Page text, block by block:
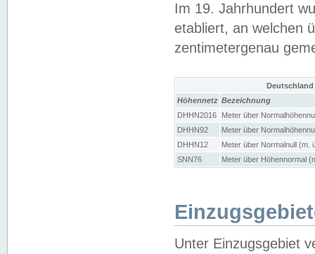
Im 19. Jahrhundert
etabliert, an welchen
zentimetergenau
Höhennetz Bezeichnung
DHHN2016
Meter über
DHHN92
Meter über
DHHN12
Meter über Normalnull (m.
SNN76
Meter über Höhennormal
Unter Einzugsgebiet